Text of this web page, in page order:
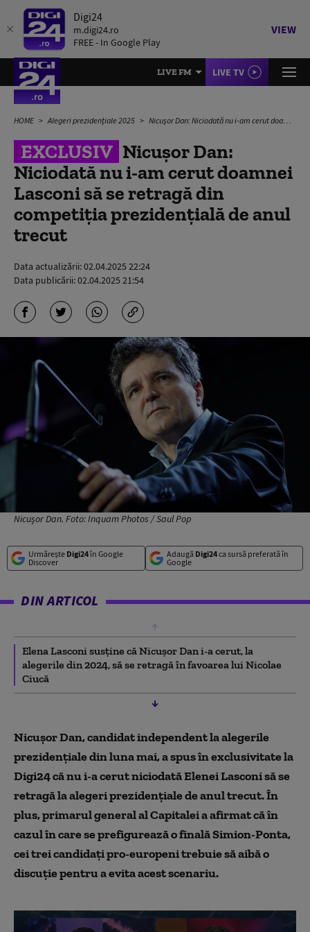
Digi24
m.digi24.ro
FREE - In Google Play
VIEW
LIVE FM LIVE TV
HOME Alegeri prezidențiale 2025 Nicușor Dan: Niciodată nu i-am cerut doamnei Lasconi să se retragă din competiţia prezidenţială de anul trecut
EXCLUSIV Nicușor Dan:
Niciodată nu i-am cerut doamnei
Lasconi să se retragă din
competiţia prezidenţială de anul
trecut
Data actualizării:02.04.2025 22:24
Data publicării:02.04.2025 21:54
Nicușor Dan. Foto: Inquam Photos / Saul Pop
Urmărește Digi24în Google
Discover
Adaugă Digi24ca sursă preferată în
Google
DIN ARTICOL
Elena Lasconi susţine că Nicuşor Dan i-a cerut, la
alegerile din 2024, să se retragă în favoarea lui Nicolae
Ciucă
Nicușor Dan, candidat independent la alegerile
prezidențiale din luna mai, a spus în exclusivitate la
Digi24 că nu i-a cerut niciodată Elenei Lasconi să se
retragă la alegeri prezidențiale de anul trecut. În
plus, primarul general al Capitalei a afirmat că în
cazul în care se prefigurează o finală Simion-Ponta,
cei trei candidați pro-europeni trebuie să aibă o
discuție pentru a evita acest scenariu.